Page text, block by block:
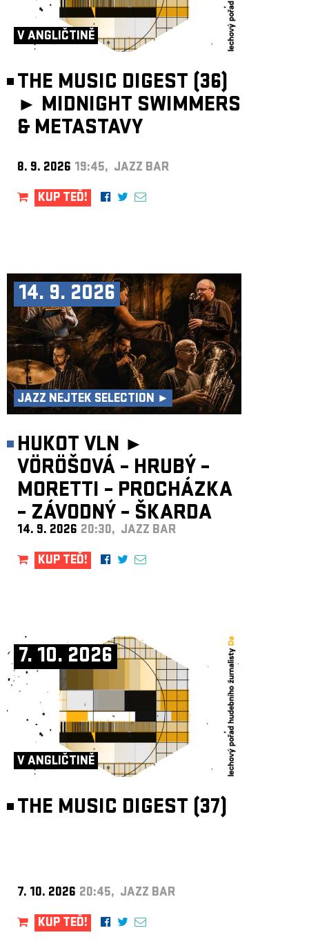
V ANGLIČTINĚ
THE MUSIC DIGEST (36)
► MIDNIGHT SWIMMERS
& METASTAVY
8. 9. 2026 19:45, JAZZ BAR
KUP TEĎ!
14. 9. 2026
JAZZ NEJTEK SELECTION ►
HUKOT VLN ►
VÖRÖŠOVÁ – HRUBÝ –
MORETTI – PROCHÁZKA
– ZÁVODNÝ – ŠKARDA
14. 9. 2026 20:30, JAZZ BAR
KUP TEĎ!
7. 10. 2026
V ANGLIČTINĚ
THE MUSIC DIGEST (37)
7. 10. 2026 20:45, JAZZ BAR
KUP TEĎ!